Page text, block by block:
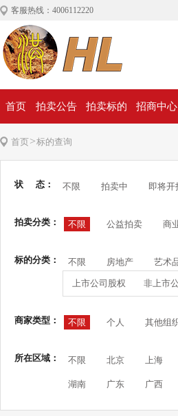
客服热线：4006112220
首页 拍卖公告 拍卖标的 招商中心
首页>标的查询
状 态： 不限 拍卖中 即将开
拍卖分类： 不限 公益拍卖 商
标的分类： 不限 房地产 艺术
上市公司股权 非上市
商家类型： 不限 个人 其他组
所在区域： 不限 北京 上海
湖南 广东 广西